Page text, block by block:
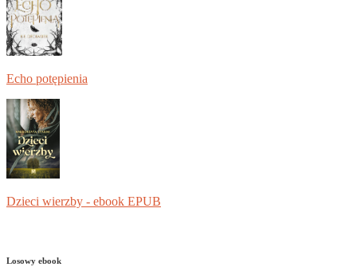
Echo potępienia
Dzieci wierzby - ebook EPUB
Losowy ebook